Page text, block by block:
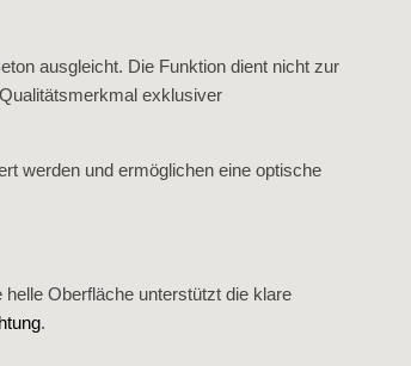
ausgleicht. Die Funktion dient nicht zur
exklusiver
werden und ermöglichen eine optische
Oberfläche unterstützt die klare
.